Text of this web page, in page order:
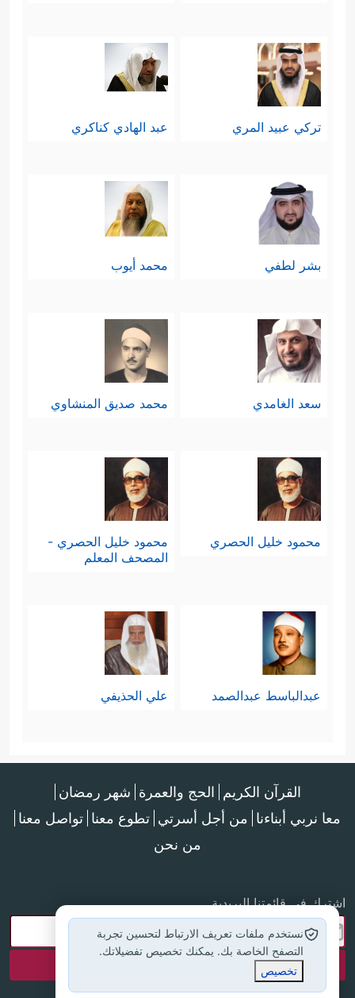
تركي عبيد المري عبد الهادي كناكري
بشر لطفي محمد أيوب
سعد الغامدي محمد صديق المنشاوي
محمود خليل الحصري
محمود خليل الحصري -
المصحف المعلم
عبدالباسط عبدالصمد علي الحذيفي
القرآن الكريم الحج والعمرة شهر رمضان
معا نربي أبناءنا من أجل أسرتي تطوع معنا تواصل معنا
من نحن
اشترك في قائمتنا البريدية
نستخدم ملفات تعريف الارتباط لتحسين تجربة
التصفح الخاصة بك. يمكنك تخصيص تفضيلاتك.
تخصيص